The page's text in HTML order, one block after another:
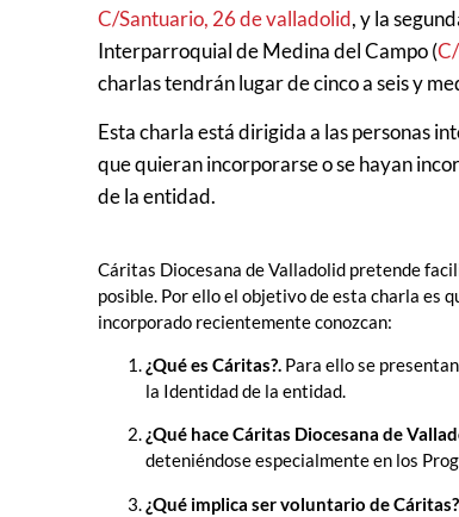
C/Santuario, 26 de valladolid, y la
Interparroquial de Medina del Campo (
charlas tendrán lugar de cinco a seis y
Esta charla está dirigida a las personas
que quieran incorporarse o se hayan
de la entidad.
Cáritas Diocesana de Valladolid pretende
posible. Por ello el objetivo de esta charla es
incorporado recientemente conozcan:
¿Qué es Cáritas?. Para ello se
la Identidad de la entidad.
¿Qué hace Cáritas Diocesana de
deteniéndose especialmente en los
¿Qué implica ser voluntario de